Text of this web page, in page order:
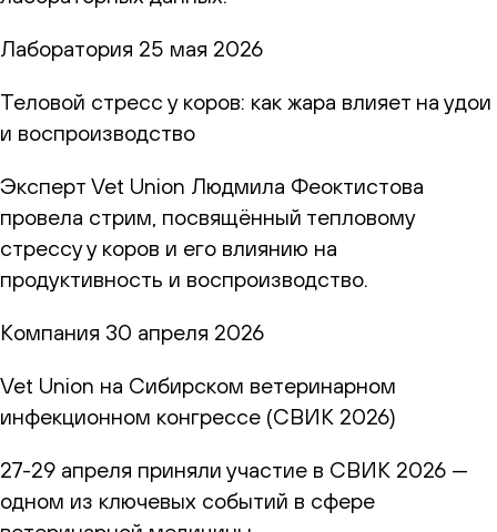
Лаборатория 25 мая 2026
Теловой стресс у коров: как жара влияет на удои
и воспроизводство
Эксперт Vet Union Людмила Феоктистова
провела стрим, посвящённый тепловому
стрессу у коров и его влиянию на
продуктивность и воспроизводство.
Компания 30 апреля 2026
Vet Union на Сибирском ветеринарном
инфекционном конгрессе (СВИК 2026)
27-29 апреля приняли участие в СВИК 2026 —
одном из ключевых событий в сфере